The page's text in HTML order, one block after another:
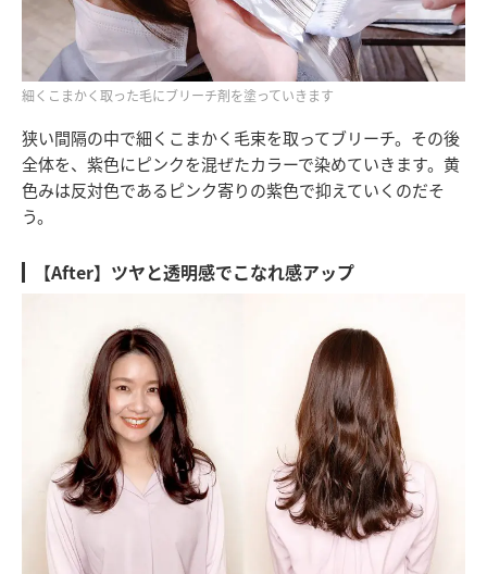
細くこまかく取った毛にブリーチ剤を塗っていきます
狭い間隔の中で細くこまかく毛束を取ってブリーチ。その後
全体を、紫色にピンクを混ぜたカラーで染めていきます。黄
色みは反対色であるピンク寄りの紫色で抑えていくのだそ
う。
【After】ツヤと透明感でこなれ感アップ